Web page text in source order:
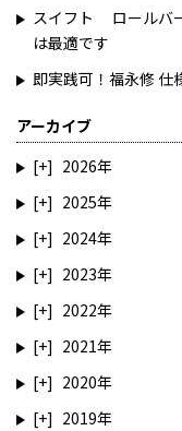
スイフト ロールバ
は最適です
即実践可！福永修 仕
アーカイブ
2026
2025
2024
2023
2022
2021
2020
2019